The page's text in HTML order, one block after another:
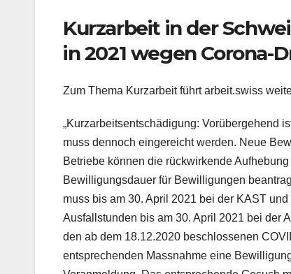
Kurzarbeit in der
in 2021 wegen Corona-
Zum Thema Kurzarbeit führt arbeit.swiss
„Kurzarbeitsentschädigung: Vorübergehend
muss dennoch eingereicht werden. Neue
Betriebe können die rückwirkende
Bewilligungsdauer für Bewilligungen
muss bis am 30. April 2021 bei der KAST
Ausfallstunden bis am 30. April 2021 bei der
den ab dem 18.12.2020 beschlossenen
entsprechenden Massnahme eine